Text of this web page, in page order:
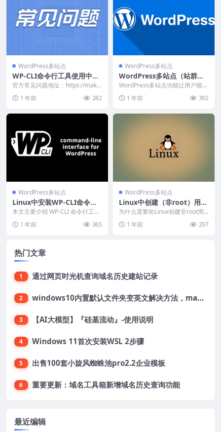
WordPress多站点
WP-CLI命令行工具使用中常
见错误汇总
官方常见问题地址：https://make.
1 年前 282
WordPress多站点
WordPress多站点（站群模
式）开启方法
WordPress多站点功能让用户能够
理多...1 年前 392
WordPress多站点
Linux中安装WP-CLI命令行
工具步骤说明
本文主要介绍 WP-CLI 命令行工具
能使用 Ed...
1 年前 365
WordPress多站点
Linux中创建（非root）用户
的方法说明
为什么需要给Linux创建非root用
行...1 年前 297
热门文章
1 通过网页时光机查询域名历史建站记录
2 windows10内置默认文件夹变英文解决方法，macOS桌面文件夹变英文解决方法
3 【AI大模型】『硅基流动』-使用说明
4 Windows 11首次安装WSL 2步骤
5 出售100套小旋风蜘蛛池pro2.2企业模板
6 重要更新：域名工具箱新增域名历史查询功能
最近编辑